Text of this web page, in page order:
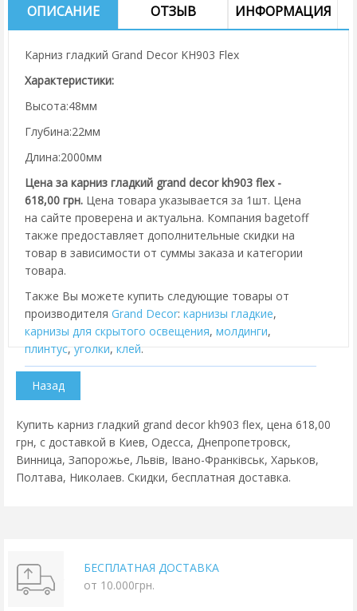
ОПИСАНИЕ ОТЗЫВ ИНФОРМАЦИЯ
Карниз гладкий Grand Decor KH903 Flex
Характеристики:
Высота:48мм
Глубина:22мм
Длина:2000мм
Цена за карниз гладкий grand decor kh903 flex -
618,00 грн. Цена товара указывается за 1шт. Цена
на сайте проверена и актуальна. Компания bagetoff
также предоставляет дополнительные скидки на
товар в зависимости от суммы заказа и категории
товара.
Также Вы можете купить следующие товары от
производителя Grand Decor: карнизы гладкие,
карнизы для скрытого освещения, молдинги,
плинтус, уголки, клей.
Купить карниз гладкий grand decor kh903 flex, цена 618,00
грн, с доставкой в Киев, Одесса, Днепропетровск,
Винница, Запорожье, Львів, Івано-Франківськ, Харьков,
Полтава, Николаев. Скидки, бесплатная доставка.
БЕСПЛАТНАЯ ДОСТАВКА
от 10.000грн.